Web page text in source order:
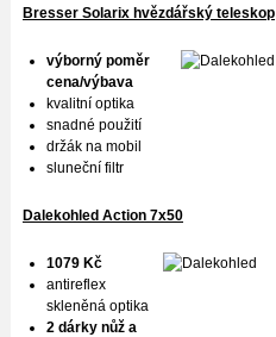
Bresser Solarix hvězdářský teleskop
výborný poměr
cena/výbava
kvalitní optika
snadné použití
držák na mobil
sluneční filtr
Dalekohled Action 7x50
1079 Kč
antireflex
skleněná optika
2 dárky nůž a